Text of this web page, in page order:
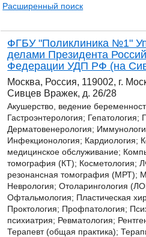
Расширенный поиск
ФГБУ "Поликлиника №1"
делами Президента
Федерации УДП РФ (на
Москва, Россия, 119002, г.
Сивцев Вражек, д. 26/28
Акушерство, ведение
Гастроэнтерология; Гепатология;
Дерматовенерология;
Инфекционология; Кардиология;
медицинское обслуживание;
томография (КТ); Косметология;
резонансная томография (МРТ);
Неврология; Отоларингология
Офтальмология; Пластическая
Проктология; Профпатология;
психиатрия; Ревматология;
Терапевт (общая практика);